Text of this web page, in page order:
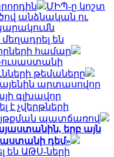
ՄԻՊ-ը կոշտ
անձնական ու
են
համար
թեմաները
արտասովոր
գլխավոր
չվերթների
պատճառով
երբ այն
դեմ»
են ԱԹՍ-ների